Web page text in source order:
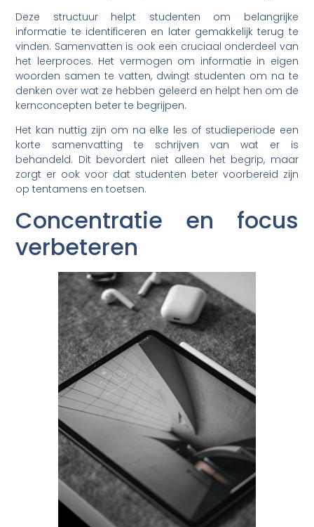
Deze structuur helpt studenten om belangrijke
informatie te identificeren en later gemakkelijk terug te
vinden. Samenvatten is ook een cruciaal onderdeel van
het leerproces. Het vermogen om informatie in eigen
woorden samen te vatten, dwingt studenten om na te
denken over wat ze hebben geleerd en helpt hen om de
kernconcepten beter te begrijpen.
Het kan nuttig zijn om na elke les of studieperiode een
korte samenvatting te schrijven van wat er is
behandeld. Dit bevordert niet alleen het begrip, maar
zorgt er ook voor dat studenten beter voorbereid zijn
op tentamens en toetsen.
Concentratie en focus
verbeteren